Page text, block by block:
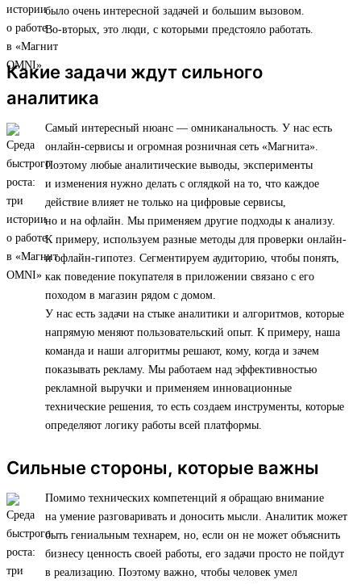
было очень интересной задачей и большим вызовом.
Во-вторых, это люди, с которыми предстояло работать.
Какие задачи ждут сильного
аналитика
Самый интересный нюанс — омниканальность. У нас есть
онлайн-сервисы и огромная розничная сеть «Магнита».
Поэтому любые аналитические выводы, эксперименты
и изменения нужно делать с оглядкой на то, что каждое
действие влияет не только на цифровые сервисы,
но и на офлайн. Мы применяем другие подходы к анализу.
К примеру, используем разные методы для проверки онлайн-
и офлайн-гипотез. Сегментируем аудиторию, чтобы понять,
как поведение покупателя в приложении связано с его
походом в магазин рядом с домом.
У нас есть задачи на стыке аналитики и алгоритмов, которые
напрямую меняют пользовательский опыт. К примеру, наша
команда и наши алгоритмы решают, кому, когда и зачем
показывать рекламу. Мы работаем над эффективностью
рекламной выручки и применяем инновационные
технические решения, то есть создаем инструменты, которые
определяют логику работы всей платформы.
Сильные стороны, которые важны
Помимо технических компетенций я обращаю внимание
на умение разговаривать и доносить мысли. Аналитик может
быть гениальным технарем, но, если он не может объяснить
бизнесу ценность своей работы, его задачи просто не пойдут
в реализацию. Поэтому важно, чтобы человек умел